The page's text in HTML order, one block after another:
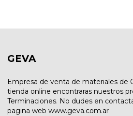
GEVA
Empresa de venta de materiales de
tienda online encontraras nuestros
Terminaciones. No dudes en
pagina web www.geva.com.ar